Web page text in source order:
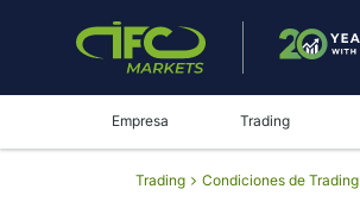
Empresa Trading
Trading Condiciones de Trading